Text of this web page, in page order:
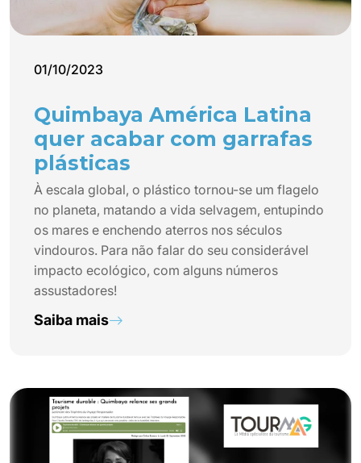
01/10/2023
Quimbaya América Latina
quer acabar com garrafas
plásticas
À escala global, o plástico tornou-se um flagelo
no planeta, matando a vida selvagem, entupindo
os mares e enchendo aterros nos séculos
vindouros. Para não falar do seu considerável
impacto ecológico, com alguns números
assustadores!
Saiba mais